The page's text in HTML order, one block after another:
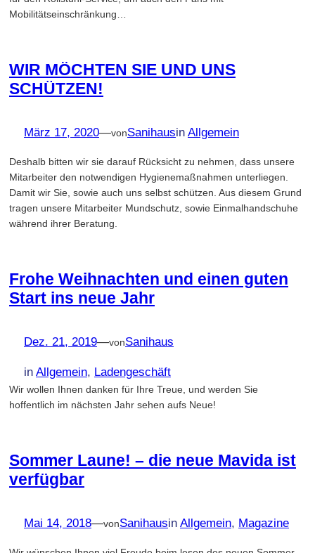
Mobilitätseinschränkung…
WIR MÖCHTEN SIE UND UNS
SCHÜTZEN!
März 17, 2020—vonSanihausin Allgemein
Deshalb bitten wir sie darauf Rücksicht zu nehmen, dass unsere
Mitarbeiter den notwendigen Hygienemaßnahmen unterliegen.
Damit wir Sie, sowie auch uns selbst schützen. Aus diesem Grund
tragen unsere Mitarbeiter Mundschutz, sowie Einmalhandschuhe
während ihrer Beratung.
Frohe Weihnachten und einen guten
Start ins neue Jahr
Dez. 21, 2019—vonSanihaus
in Allgemein, Ladengeschäft
Wir wollen Ihnen danken für Ihre Treue, und werden Sie
hoffentlich im nächsten Jahr sehen aufs Neue!
Sommer Laune! – die neue Mavida ist
verfügbar
Mai 14, 2018—vonSanihausin Allgemein, Magazine